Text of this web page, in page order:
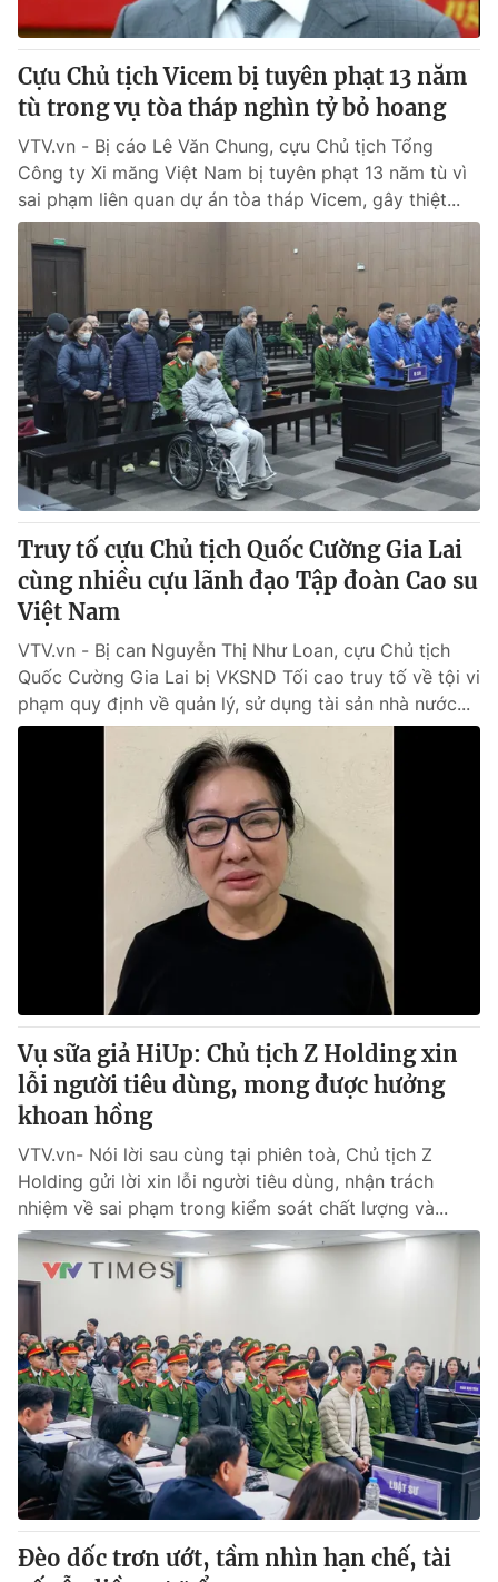
Cựu Chủ tịch Vicem bị tuyên phạt 13 năm
tù trong vụ tòa tháp nghìn tỷ bỏ hoang
VTV.vn - Bị cáo Lê Văn Chung, cựu Chủ tịch Tổng
Công ty Xi măng Việt Nam bị tuyên phạt 13 năm tù vì
sai phạm liên quan dự án tòa tháp Vicem, gây thiệt...
Truy tố cựu Chủ tịch Quốc Cường Gia Lai
cùng nhiều cựu lãnh đạo Tập đoàn Cao su
Việt Nam
VTV.vn - Bị can Nguyễn Thị Như Loan, cựu Chủ tịch
Quốc Cường Gia Lai bị VKSND Tối cao truy tố về tội vi
phạm quy định về quản lý, sử dụng tài sản nhà nước...
Vụ sữa giả HiUp: Chủ tịch Z Holding xin
lỗi người tiêu dùng, mong được hưởng
khoan hồng
VTV.vn- Nói lời sau cùng tại phiên toà, Chủ tịch Z
Holding gửi lời xin lỗi người tiêu dùng, nhận trách
nhiệm về sai phạm trong kiểm soát chất lượng và...
Đèo dốc trơn ướt, tầm nhìn hạn chế, tài